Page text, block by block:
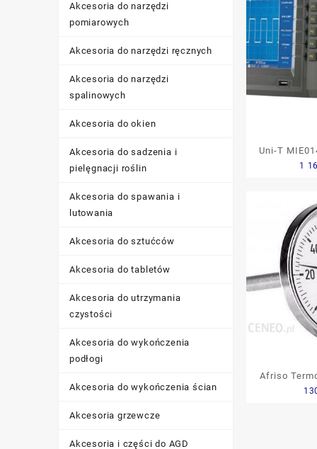
Akcesoria do narzędzi
pomiarowych
Akcesoria do narzędzi ręcznych
Akcesoria do narzędzi
spalinowych
Akcesoria do okien
Akcesoria do sadzenia i
pielęgnacji roślin
Akcesoria do spawania i
lutowania
Akcesoria do sztućców
Akcesoria do tabletów
Akcesoria do utrzymania
czystości
Akcesoria do wykończenia
podłogi
Akcesoria do wykończenia ścian
Akcesoria grzewcze
Akcesoria i części do AGD
Uni-T
1
Afriso
100 0-